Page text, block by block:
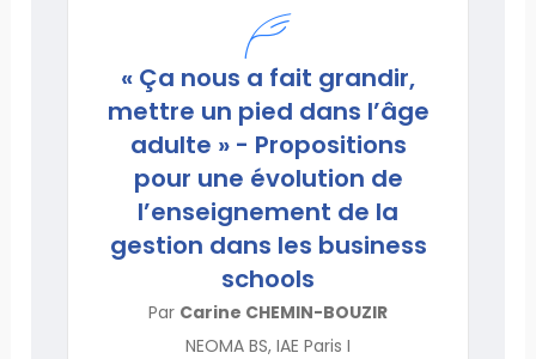
« Ça nous a fait grandir,
mettre un pied dans l’âge
adulte » - Propositions
pour une évolution de
l’enseignement de la
gestion dans les business
schools
Par Carine CHEMIN-BOUZIR
NEOMA BS, IAE Paris I